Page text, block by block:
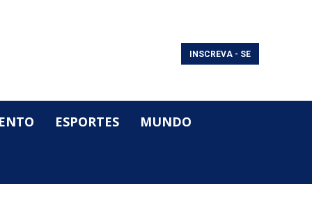
INSCREVA - SE
ESPORTES MUNDO